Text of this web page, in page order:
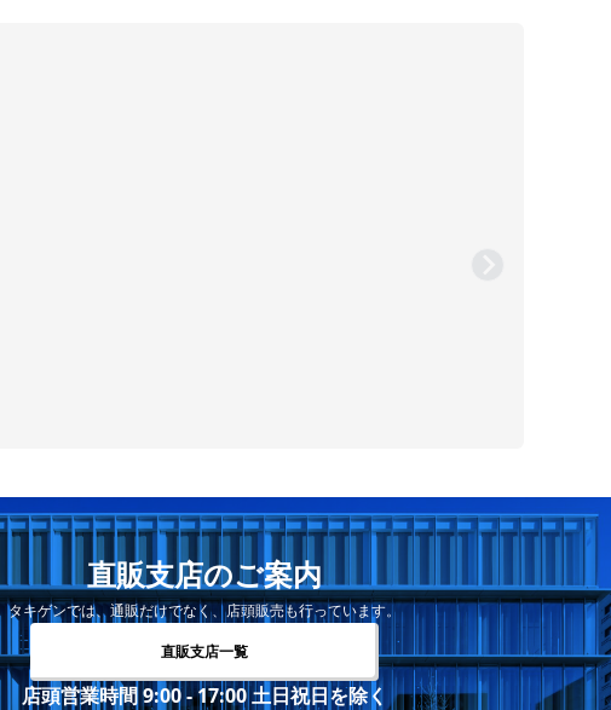
直販支店のご案内
タキゲンでは、通販だけでなく、店頭販売も行っています。
直販支店一覧
店頭営業時間 9:00 - 17:00 土日祝日を除く